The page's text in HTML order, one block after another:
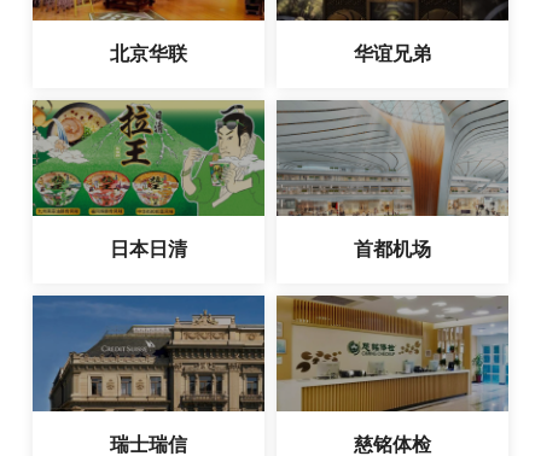
北京华联 华谊兄弟
日本日清 首都机场
瑞士瑞信 慈铭体检